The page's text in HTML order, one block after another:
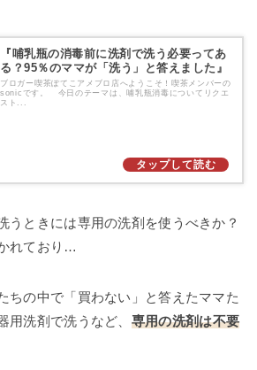
『哺乳瓶の消毒前に洗剤で洗う必要ってあ
る？95％のママが「洗う」と答えました』
ブロガー喫茶ぽてこアメブロ店へようこそ！喫茶メンバーの
sonicです。 今日のテーマは、哺乳瓶消毒についてリクエ
スト...
うときには専用の洗剤を使うべきか？
れており…
ちの中で「買わない」と答えたママた
用洗剤で洗うなど、 専用の洗剤は不要